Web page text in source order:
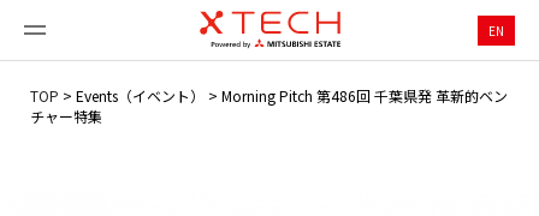
EN
TOP > Events（イベント） > Morning Pitch 第486回 千葉県発 革新的ベン
チャー特集